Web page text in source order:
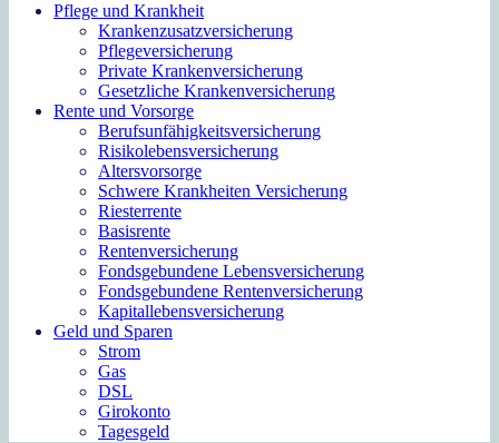
Pflege und Krankheit
Krankenzusatzversicherung
Pflegeversicherung
Private Krankenversicherung
Gesetzliche Krankenversicherung
Rente und Vorsorge
Berufs­unfähigkeitsversicherung
Risikolebensversicherung
Altersvorsorge
Schwere Krankheiten Versicherung
Riesterrente
Basisrente
Rentenversicherung
Fondsgebundene Lebensversicherung
Fondsgebundene Rentenversicherung
Kapitallebensversicherung
Geld und Sparen
Strom
Gas
DSL
Girokonto
Tagesgeld